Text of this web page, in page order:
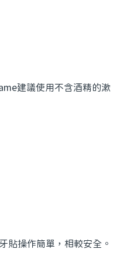
建議使用不含酒精的漱
貼操作簡單，相較安全。